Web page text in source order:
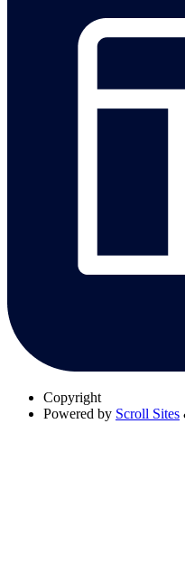
Copyright
Powered by Scroll Sites